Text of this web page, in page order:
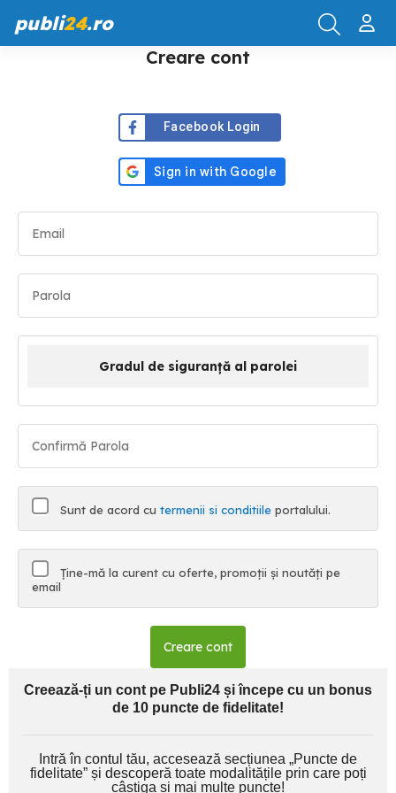
publi24.ro
Creare cont
Facebook Login
Gradul de siguranță al parolei
Sunt de acord cu termenii si conditiile portalului.
Ține-mă la curent cu oferte, promoții și noutăți pe
email
Creare cont
Creează-ți un cont pe Publi24 și începe cu un bonus
de 10 puncte de fidelitate!
Intră în contul tău, accesează secțiunea „Puncte de
fidelitate” și descoperă toate modalitățile prin care poți
câștiga și mai multe puncte!